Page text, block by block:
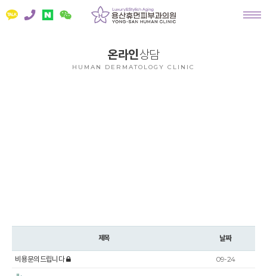
온라인상담
HUMAN DERMATOLOGY CLINIC
제목 날짜
비용문의드립니다 09-24